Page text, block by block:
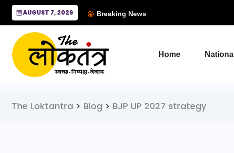
AUGUST 7, 2026 Breaking News
Home National
The Loktantra > Blog > BJP UP 2027 strategy